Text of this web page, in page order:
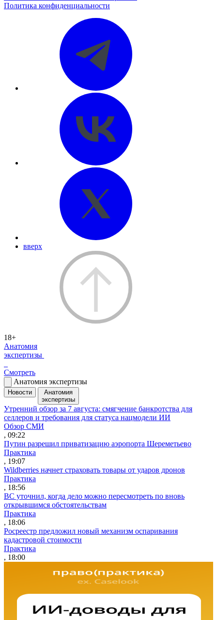
Политика конфиденциальности
вверх
18+
Анатомия
экспертизы
Смотреть
Анатомия экспертизы
Новости
Анатомия
экспертизы
Утренний обзор за 7 августа: смягчение банкротства для
селлеров и требования для статуса нацмодели ИИ
Обзор СМИ
, 09:22
Путин разрешил приватизацию аэропорта Шереметьево
Практика
, 19:07
Wildberries начнет страховать товары от ударов дронов
Практика
, 18:56
ВС уточнил, когда дело можно пересмотреть по вновь
открывшимся обстоятельствам
Практика
, 18:06
Росреестр предложил новый механизм оспаривания
кадастровой стоимости
Практика
, 18:00